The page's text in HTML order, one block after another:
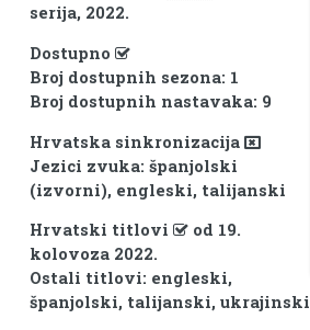
serija, 2022.
Dostupno
Broj dostupnih sezona: 1
Broj dostupnih nastavaka: 9
Hrvatska sinkronizacija
Jezici zvuka: španjolski
(izvorni), engleski, talijanski
Hrvatski titlovi
od 19.
kolovoza 2022.
Ostali titlovi: engleski,
španjolski, talijanski, ukrajinski